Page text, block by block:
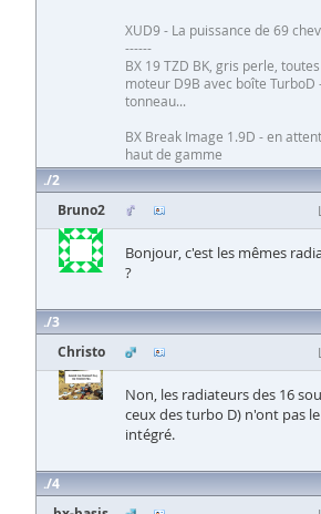
XUD9 - La puissance de 69
------
BX 19 TZD BK, gris perle,
moteur D9B avec boîte
tonneau...
BX Break Image 1.9D - en
haut de gamme
2
Bruno2
Bonjour, c'est les mêmes
?
3
Christo
Non, les radiateurs des 16
ceux des turbo D) n'ont pas
intégré.
4